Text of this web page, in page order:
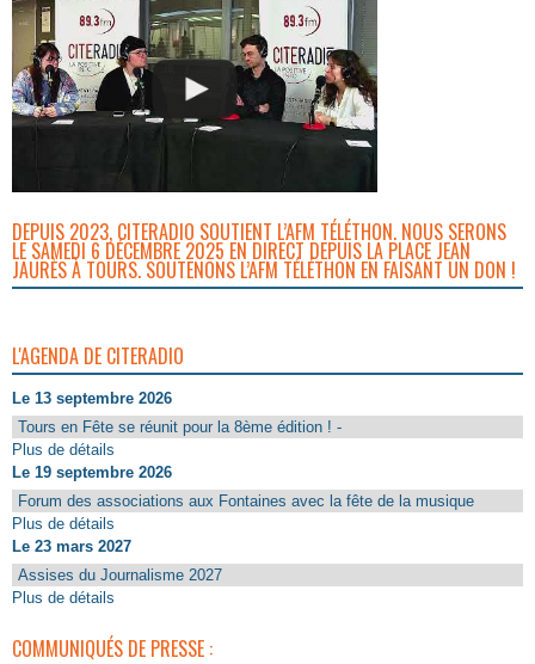
DEPUIS 2023, CITERADIO SOUTIENT L’AFM TÉLÉTHON. NOUS SERONS
LE SAMEDI 6 DÉCEMBRE 2025 EN DIRECT DEPUIS LA PLACE JEAN
JAURÈS À TOURS. SOUTENONS L’AFM TÉLÉTHON EN FAISANT UN DON !
L'AGENDA DE CITERADIO
Le 13 septembre 2026
Tours en Fête se réunit pour la 8ème édition ! -
Plus de détails
Le 19 septembre 2026
Forum des associations aux Fontaines avec la fête de la musique
Plus de détails
Le 23 mars 2027
Assises du Journalisme 2027
Plus de détails
COMMUNIQUÉS DE PRESSE :